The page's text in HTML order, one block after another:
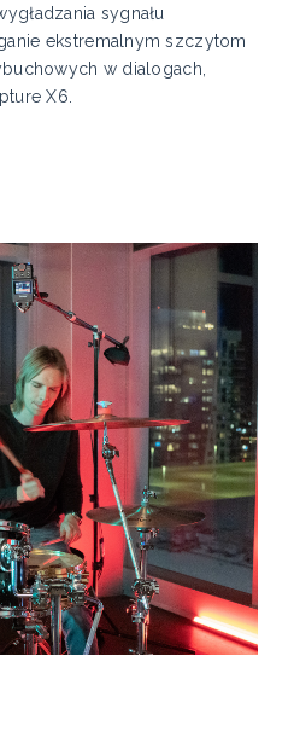
sygnału
ekstremalnym szczytom
w dialogach,
X6.